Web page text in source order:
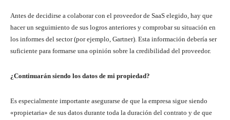
Antes de decidirse a colaborar con el proveedor de SaaS elegido, hay que
hacer un seguimiento de sus logros anteriores y comprobar su situación en
los informes del sector (por ejemplo, Gartner). Esta información debería ser
suficiente para formarse una opinión sobre la credibilidad del proveedor.
¿Continuarán siendo los datos de mi propiedad?
Es especialmente importante asegurarse de que la empresa sigue siendo
«propietaria» de sus datos durante toda la duración del contrato y de que